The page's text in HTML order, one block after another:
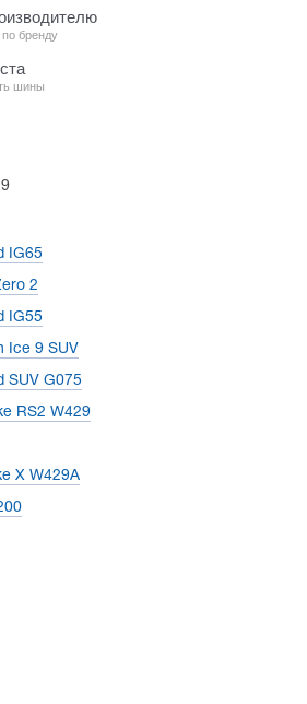
бренду
шины
IG65
2
IG55
Ice 9 SUV
SUV G075
RS2 W429
X W429A